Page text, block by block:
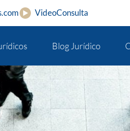
VideoConsulta
Blog Jurídico